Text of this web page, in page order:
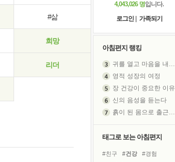
#삶
희망
리더
4,043,026 명입니다.
로그인
가족되기
아침편지 랭킹
귀를 열고 마음을 내어주고
영적 성장의 여정
장 건강이 중요한 이유
신의 음성을 듣는다
흙이 된 몸으로 출근하는 여자
태그로 보는 아침편지
#친구 #건강
#경험